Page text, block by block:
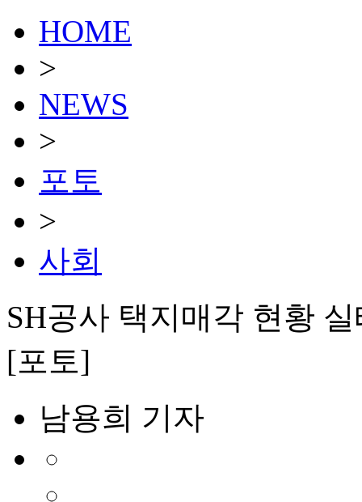
HOME
>
NEWS
>
포토
>
사회
SH공사 택지매각 현황
[포토]
남용희 기자